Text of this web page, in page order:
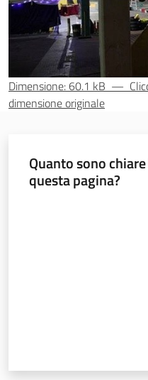
Seguici
Territorio
Dimensione: 60.1 kB —
dimensione originale
Quanto sono
questa pagina?